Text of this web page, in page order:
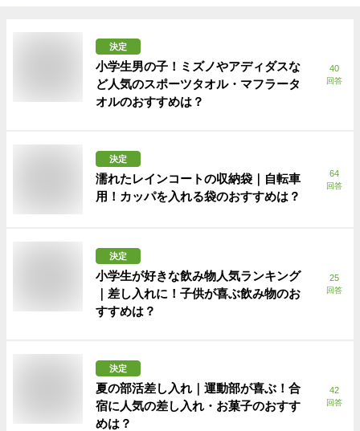
決定
小学生男の子！ミズノやアディダスな
ど人気のスポーツタオル・マフラータ
オルのおすすめは？
40
回答
決定
濡れたレインコートの収納袋｜自転車
用！カッパを入れる袋のおすすめは？
64
回答
決定
小学生が好きな飲み物人気ランキング
｜差し入れに！子供が喜ぶ飲み物のお
すすめは？
25
回答
決定
夏の部活差し入れ｜運動部が喜ぶ！合
宿に人気の差し入れ・お菓子のおすす
めは？
42
回答